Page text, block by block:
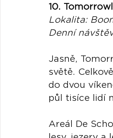
10.
Lokalita:
Denní
Jasně,
světě.
do dvou
půl tisíce lidí
Areál De